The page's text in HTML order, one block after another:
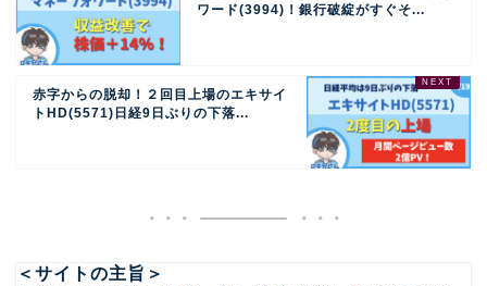
ワード(3994)！銀行破綻がすぐそ...
赤字からの脱却！２回目上場のエキサイ
トHD(5571)日経9日ぶりの下落...
＜サイトの主旨＞